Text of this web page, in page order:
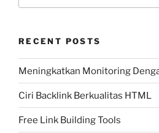
RECENT POSTS
Meningkatkan Monitoring
Ciri Backlink Berkualitas HTML
Free Link Building Tools